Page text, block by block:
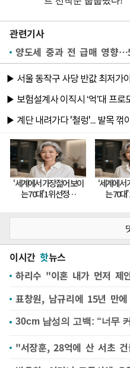
관련기사
양도세 중과 전 급매 영향
이시간 핫뉴스
하리수 "이혼 내가 먼저
표창원, 남규리에 15년 만
"서장훈, 28억에 산 서초